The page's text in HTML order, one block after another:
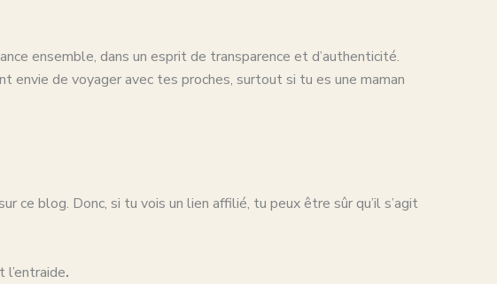
ensemble, dans un esprit de transparence et d’authenticité.
envie de voyager avec tes proches, surtout si tu es une maman
ce blog. Donc, si tu vois un lien affilié, tu peux être sûr qu’il s’agit
.